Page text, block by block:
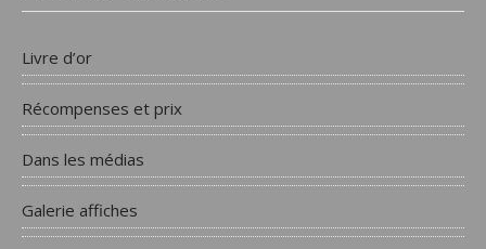
Livre d’or
Récompenses et prix
Dans les médias
Galerie affiches